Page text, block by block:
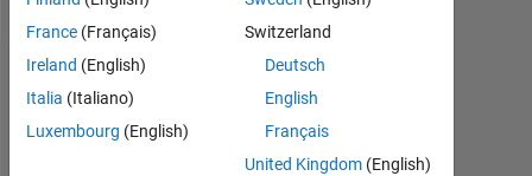
Badges
France (Français)
Ireland (English)
Italia (Italiano)
Luxembourg (English)
Switzerland
Deutsch
English
Français
United Kingdom(English)